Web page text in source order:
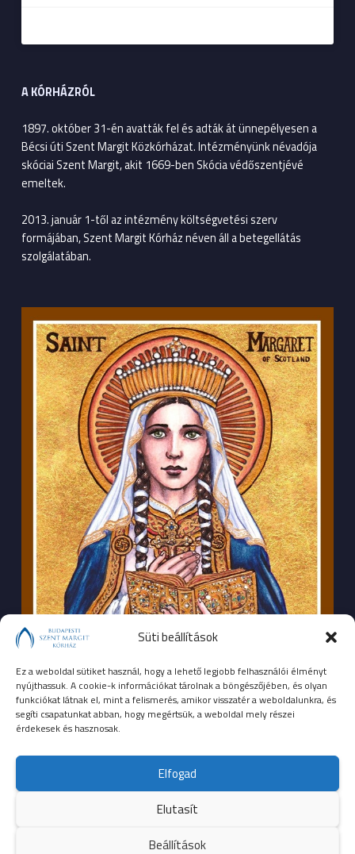
Süti beállítások
Ez a weboldal sütiket használ, hogy a lehető legjobb felhasználói élményt
nyújthassuk. A cookie-k információkat tárolnak a böngészőjében, és olyan
funkciókat látnak el, mint a felismerés, amikor visszatér a weboldalunkra, és
segíti csapatunkat abban, hogy megértsük, a weboldal mely részei
érdekesek és hasznosak.
Elfogad
Elutasít
Beállítások
A KÓRHÁZRÓL
1897. október 31-én avatták fel és adták át ünnepélyesen a
Bécsi úti Szent Margit Közkórházat. Intézményünk névadója
skóciai Szent Margit, akit 1669-ben Skócia védőszentjévé
emeltek.
2013. január 1-től az intézmény költségvetési szerv
formájában, Szent Margit Kórház néven áll a betegellátás
szolgálatában.
SEGÉLYHÍVÓSZÁMOK
104mentők